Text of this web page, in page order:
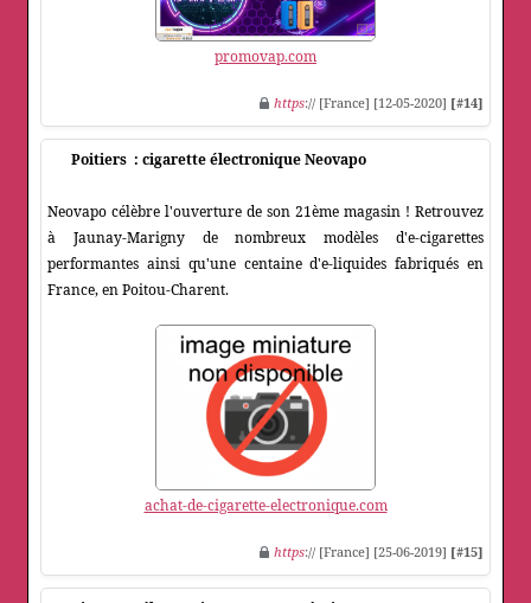
promovap.com
https:// [France] [12-05-2020] [#14]
Poitiers : cigarette électronique Neovapo
Neovapo célèbre l'ouverture de son 21ème magasin ! Retrouvez
à Jaunay-Marigny de nombreux modèles d'e-cigarettes
performantes ainsi qu'une centaine d'e-liquides fabriqués en
France, en Poitou-Charent.
achat-de-cigarette-electronique.com
https:// [France] [25-06-2019] [#15]